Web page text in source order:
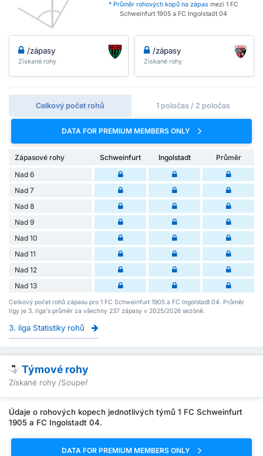
* Průměr rohových kopů na zápas mezi 1 FC
Schweinfurt 1905 a FC Ingolstadt 04
/zápasy
Získané rohy
/zápasy
Získané rohy
Celkový počet rohů 1 poločas / 2 poločas
DATA FOR PREMIUM MEMBERS ONLY
Zápasové rohy Schweinfurt Ingolstadt
Průměr
Nad 6
Nad 7
Nad 8
Nad 9
Nad 10
Nad 11
Nad 12
Nad 13
Celkový počet rohů zápasu pro 1 FC Schweinfurt 1905 a FC Ingolstadt 04. Průměr
ligy je 3. liga's průměr za všechny 237 zápasy v 2025/2026 sezóně.
3. liga Statistiky rohů
Týmové rohy
Získané rohy /Soupeř
Údaje o rohových kopech jednotlivých týmů 1 FC Schweinfurt
1905 a FC Ingolstadt 04.
DATA FOR PREMIUM MEMBERS ONLY